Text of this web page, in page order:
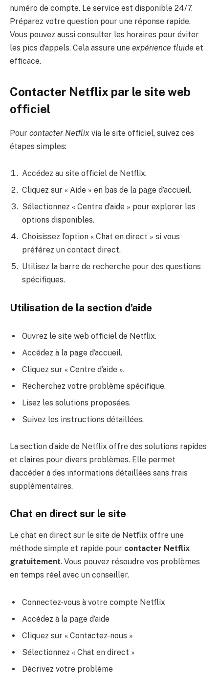
numéro de compte. Le service est disponible 24/7.
Préparez votre question pour une réponse rapide.
Vous pouvez aussi consulter les horaires pour éviter
les pics d’appels. Cela assure une expérience fluide et
efficace.
Contacter Netflix par le site web
officiel
Pour contacter Netflix via le site officiel, suivez ces
étapes simples:
Accédez au site officiel de Netflix.
Cliquez sur « Aide » en bas de la page d’accueil.
Sélectionnez « Centre d’aide » pour explorer les
options disponibles.
Choisissez l’option « Chat en direct » si vous
préférez un contact direct.
Utilisez la barre de recherche pour des questions
spécifiques.
Utilisation de la section d’aide
Ouvrez le site web officiel de Netflix.
Accédez à la page d’accueil.
Cliquez sur « Centre d’aide ».
Recherchez votre problème spécifique.
Lisez les solutions proposées.
Suivez les instructions détaillées.
La section d’aide de Netflix offre des solutions rapides
et claires pour divers problèmes. Elle permet
d’accéder à des informations détaillées sans frais
supplémentaires.
Chat en direct sur le site
Le chat en direct sur le site de Netflix offre une
méthode simple et rapide pour contacter Netflix
gratuitement. Vous pouvez résoudre vos problèmes
en temps réel avec un conseiller.
Connectez-vous à votre compte Netflix
Accédez à la page d’aide
Cliquez sur « Contactez-nous »
Sélectionnez « Chat en direct »
Décrivez votre problème